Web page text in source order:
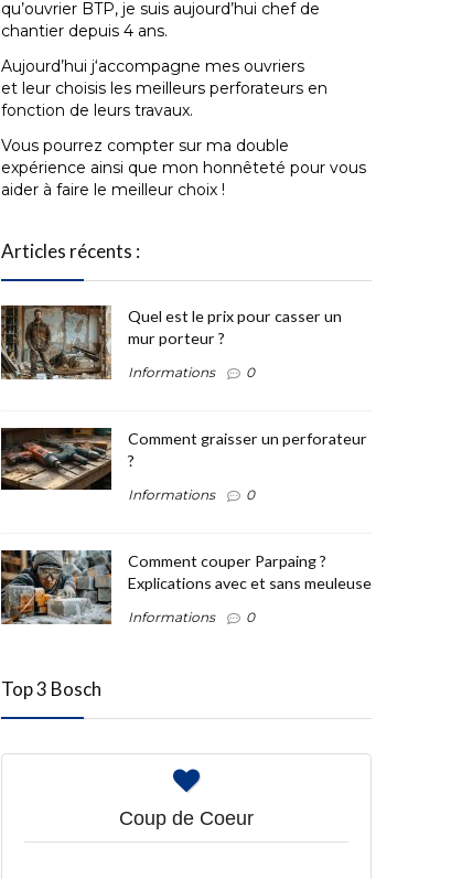
qu’ouvrier BTP, je suis aujourd’hui chef de
chantier depuis 4 ans.
Aujourd’hui j‘accompagne mes ouvriers
et leur choisis les meilleurs perforateurs en
fonction de leurs travaux.
Vous pourrez compter sur ma double
expérience ainsi que mon honnêteté pour vous
aider à faire le meilleur choix !
Articles récents :
Quel est le prix pour casser un
mur porteur ?
Informations 0
Comment graisser un perforateur
?
Informations 0
Comment couper Parpaing ?
Explications avec et sans meuleuse
Informations 0
Top 3 Bosch
Coup de Coeur